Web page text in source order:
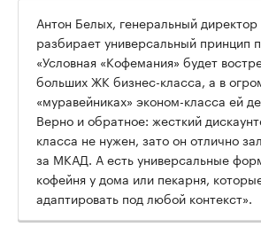
Антон Белых, генеральный
разбирает универсальный принцип
«Условная «Кофемания» будет
больших ЖК бизнес-класса, а в
«муравейниках» эконом-класса ей
Верно и обратное: жесткий
класса не нужен, зато он отлично
за МКАД. А есть универсальные
кофейня у дома или пекарня,
адаптировать под любой контекст».